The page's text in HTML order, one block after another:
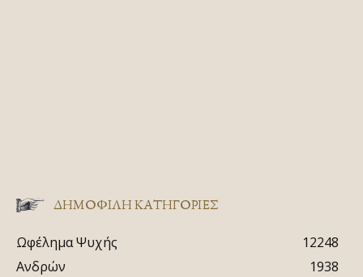
ΔΗΜΟΦΙΛΗ ΚΑΤΗΓΟΡΙΕΣ
Ωφέλημα Ψυχής
12248
Ανδρών
1938